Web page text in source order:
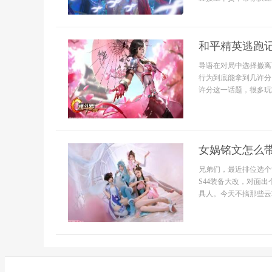
和平精英逃跑
导语在对局中选择撤
行为到底能拿到几许
许分这一话题，很多
女娲铭文怎么
兄弟们，最近排位选
S44装备大改，对面
具人。今天不搞那些